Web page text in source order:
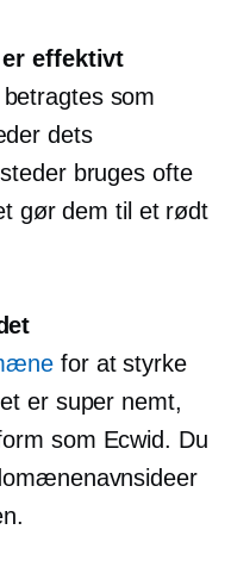
effektivt
som
dets
bruges ofte
gør dem til et rødt
for at styrke
er super nemt,
som Ecwid. Du